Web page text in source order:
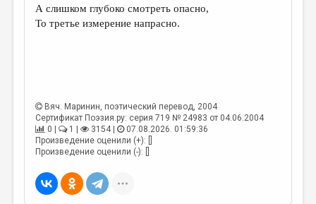
КНИЖНАЯ ПОЛКА
КОЛОНКА РЕДАКТОРА
РЕДКОЛЛЕГИЯ
МАЛАЯ ПРОЗА
А слишком глубоко смотреть опасно,
То третье измерение напрасно.
Вяч. Маринин, поэтический перевод, 2004
Сертификат Поэзия.ру: серия 719 № 24983 от 04.06.2004
0 |
1 | 3154 |
07.08.2026. 01:59:36
Произведение оценили (+): []
Произведение оценили (-): []